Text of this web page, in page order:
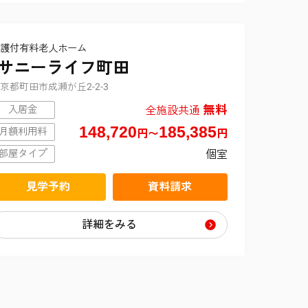
付有料老人ホーム
ニーライフ町田
都町田市成瀬が丘2-2-3
入居金 全施設共通 無料
額利用料 148,720 円〜185,385 円
屋タイプ 個室
見学予約 資料請求
詳細をみる